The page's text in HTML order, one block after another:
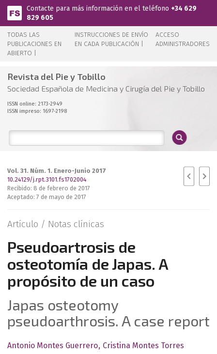
Pasar al contenido principal
Contacte para más información en el teléfono +34 629
829 605
TODAS LAS
PUBLICACIONES EN
ABIERTO |
INSTRUCCIONES DE ENVÍO
EN CADA PUBLICACIÓN |
ACCESO
ADMINISTRADORES
Revista del Pie y Tobillo
Sociedad Española de Medicina y Cirugía del Pie y Tobillo
ISSN online: 2173-2949
ISSN impreso: 1697-2198
Vol. 31. Núm. 1. Enero-Junio 2017
10.24129/j.rpt.3101.fs1702004
Recibido: 8 de febrero de 2017
Aceptado: 7 de mayo de 2017
Artículo / Notas clínicas
Pseudoartrosis de
osteotomía de Japas. A
propósito de un caso
Japas osteotomy
pseudoarthrosis. A case report
Antonio Montes Guerrero Cristina Montes Torres